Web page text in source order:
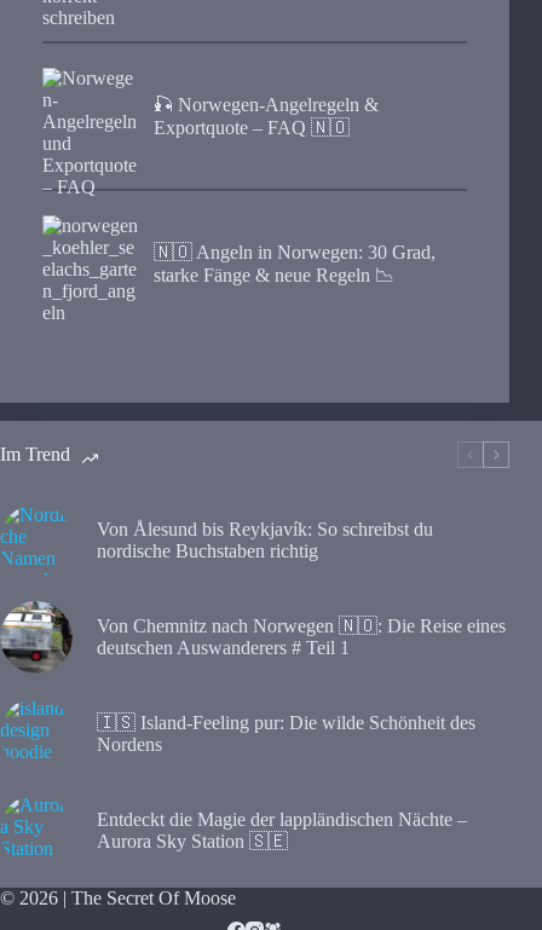
🎣 Norwegen-Angelregeln &
Exportquote – FAQ 🇳🇴
🇳🇴 Angeln in Norwegen: 30 Grad,
starke Fänge & neue Regeln 📉
Im Trend
Von Ålesund bis Reykjavík: So schreibst du
nordische Buchstaben richtig
Von Chemnitz nach Norwegen 🇳🇴: Die Reise eines
deutschen Auswanderers # Teil 1
🇮🇸 Island-Feeling pur: Die wilde Schönheit des
Nordens
Entdeckt die Magie der lappländischen Nächte –
Aurora Sky Station 🇸🇪
© 2026 | The Secret Of Moose